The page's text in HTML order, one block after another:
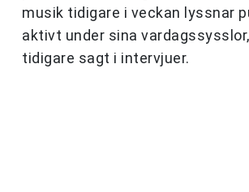
musik tidigare i veckan lyssnar
aktivt under sina
tidigare sagt i intervjuer.